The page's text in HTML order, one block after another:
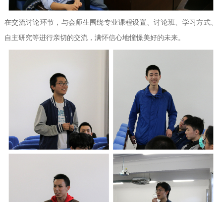
在交流讨论环节，与会师生围绕专业课程设置、讨论班、学习方式、
自主研究等进行亲切的交流，满怀信心地憧憬美好的未来。